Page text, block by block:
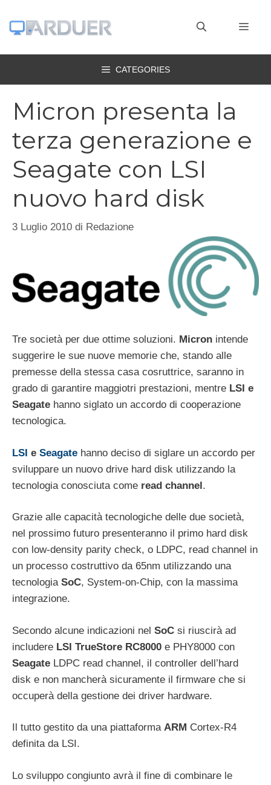
CATEGORIES
Micron presenta la
terza generazione e
Seagate con LSI
nuovo hard disk
3 Luglio 2010 di Redazione
Tre società per due ottime soluzioni. Micron intende
suggerire le sue nuove memorie che, stando alle
premesse della stessa casa cosruttrice, saranno in
grado di garantire maggiotri prestazioni, mentre LSI e
Seagate hanno siglato un accordo di cooperazione
tecnologica.
LSI e Seagate hanno deciso di siglare un accordo per
sviluppare un nuovo drive hard disk utilizzando la
tecnologia conosciuta come read channel.
Grazie alle capacità tecnologiche delle due società,
nel prossimo futuro presenteranno il primo hard disk
con low-density parity check, o LDPC, read channel in
un processo costruttivo da 65nm utilizzando una
tecnologia SoC, System-on-Chip, con la massima
integrazione.
Secondo alcune indicazioni nel SoC si riuscirà ad
includere LSI TrueStore RC8000 e PHY8000 con
Seagate LDPC read channel, il controller dell’hard
disk e non mancherà sicuramente il firmware che si
occuperà della gestione dei driver hardware.
Il tutto gestito da una piattaforma ARM Cortex-R4
definita da LSI.
Lo sviluppo congiunto avrà il fine di combinare le